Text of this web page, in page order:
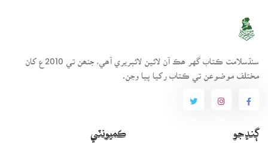
سنڌسلامت ڪتاب گهر ھڪ آن لائين لائبريري آھي، جنھن تي 2010ع کان
مختلف موضوعن تي ڪتاب رکيا پيا وڃن.
ڳنڍجو ڪميونٽي